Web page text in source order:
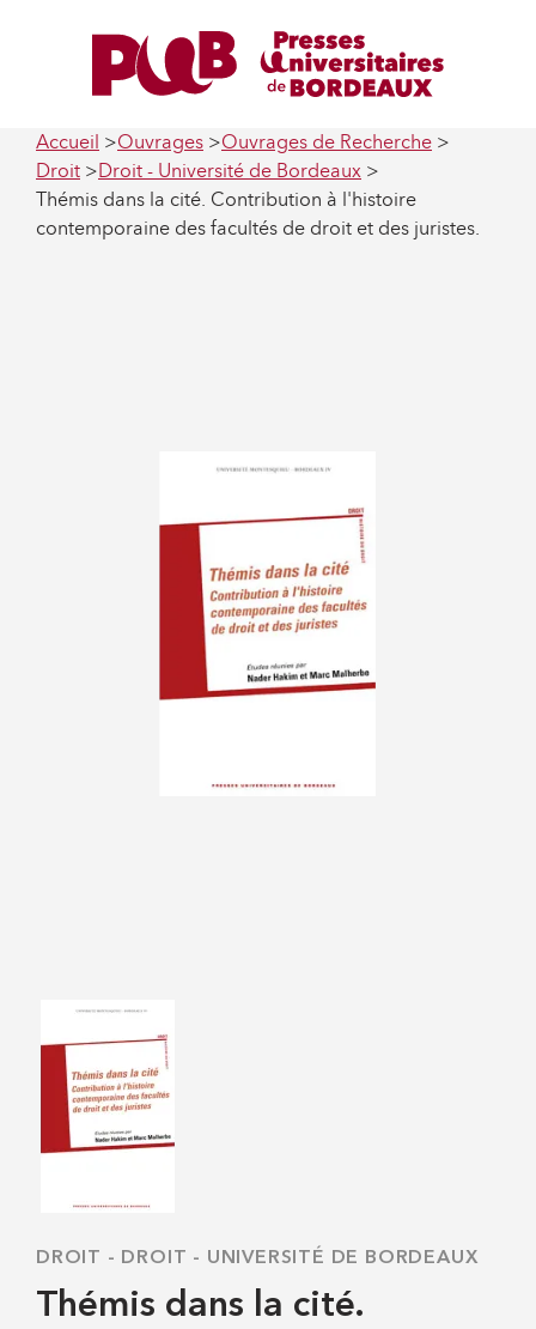
Accueil Ouvrages
Ouvrages de Recherche
Droit
Droit - Université de Bordeaux
Thémis dans la cité. Contribution à l'histoire
contemporaine des facultés de droit et des juristes.
DROIT - DROIT - UNIVERSITÉ DE BORDEAUX
Thémis dans la cité.